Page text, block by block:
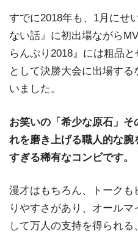
すでに2018年も、1月にせ
ない話』に初出場ながら
らんぷり2018』には粗品
として決勝大会に出場す
いました。
お笑いの「希少な原石」
れを磨き上げる職人的な腕
すぎる稀有なコンビです。
漫才はもちろん、トーク
りやすさがあり、オール
して万人の支持を得られ